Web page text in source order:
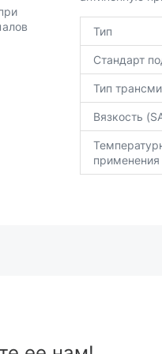
Тип
Стандарт
Тип
Вязкость
применения